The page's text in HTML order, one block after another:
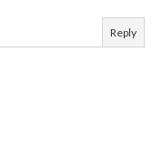
Reply